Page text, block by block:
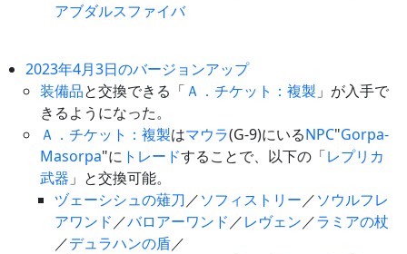
アブダルスファイバ
2023年4月3日のバージョンアップ
装備品と交換できる「Ａ．チケット：複製 」が入手で
きるようになった。
Ａ．チケット：複製はマウラ(G-9)にいるNPC"Gorpa-
Masorpa"に トレードすることで、以下の「レプリカ
武器 」と交換可能。
ヅェーシシュの薙刀 ／ソフィストリー／ソウルフレ
アワンド ／バロアーワンド ／レヴェン／ラミアの杖
／デュラハンの盾／